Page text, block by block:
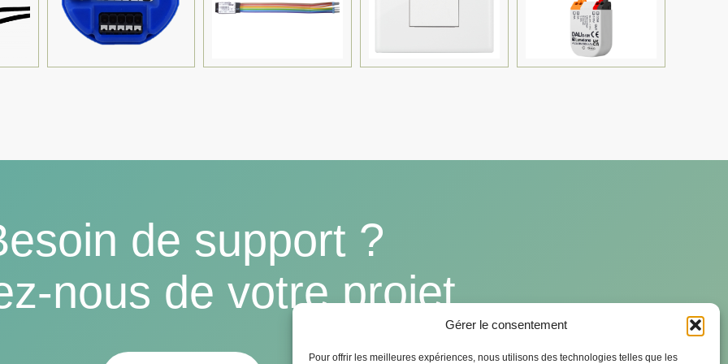
Gérer le consentement
Pour offrir les meilleures expériences, nous utilisons des technologies telles que les
de support ?
nous de votre projet